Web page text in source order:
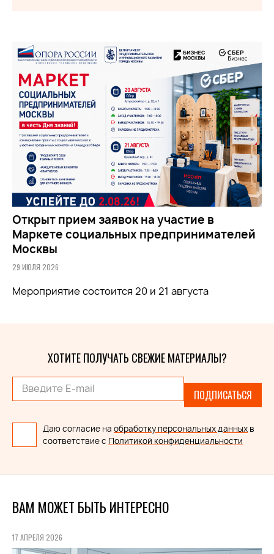
Открыт прием заявок на участие в
Маркете социальных предпринимателей
Москвы
29 ИЮЛЯ 2026
Мероприятие состоится 20 и 21 августа
ХОТИТЕ ПОЛУЧАТЬ СВЕЖИЕ МАТЕРИАЛЫ?
ПОДПИСАТЬСЯ
Даю согласие на обработку персональных данных в
соответствие с Политикой конфиденциальности
ВАМ МОЖЕТ БЫТЬ ИНТЕРЕСНО
17 АПРЕЛЯ 2026